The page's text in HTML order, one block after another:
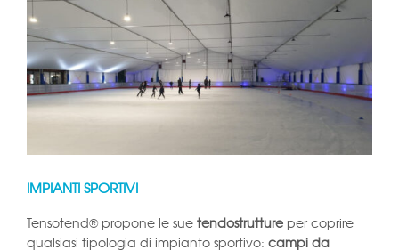
IMPIANTI SPORTIVI
Tensotend® propone le sue tendostrutture per coprire
qualsiasi tipologia di impianto sportivo: campi da